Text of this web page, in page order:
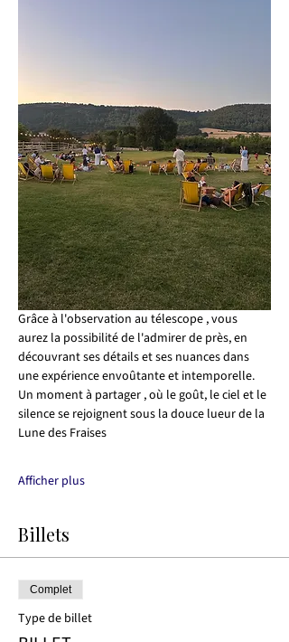
Grâce à l'observation au télescope , vous
aurez la possibilité de l'admirer de près, en
découvrant ses détails et ses nuances dans
une expérience envoûtante et intemporelle.
Un moment à partager , où le goût, le ciel et le
silence se rejoignent sous la douce lueur de la
Lune des Fraises
Afficher plus
Billets
Complet
Type de billet